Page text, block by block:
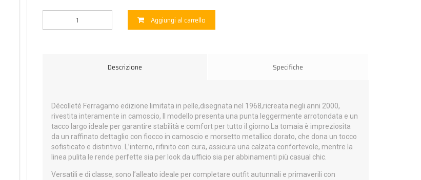
Aggiungi al carrello
Descrizione Specifiche
Décolleté Ferragamo edizione limitata in pelle,disegnata nel 1968,ricreata negli anni 2000,
rivestita interamente in camoscio, Il modello presenta una punta leggermente arrotondata e un
tacco largo ideale per garantire stabilità e comfort per tutto il giorno.La tomaia è impreziosita
da un raffinato dettaglio con fiocco in camoscio e morsetto metallico dorato, che dona un tocco
sofisticato e distintivo. L’interno, rifinito con cura, assicura una calzata confortevole, mentre la
linea pulita le rende perfette sia per look da ufficio sia per abbinamenti più casual chic.
Versatili e di classe, sono l’alleato ideale per completare outfit autunnali e primaverili con